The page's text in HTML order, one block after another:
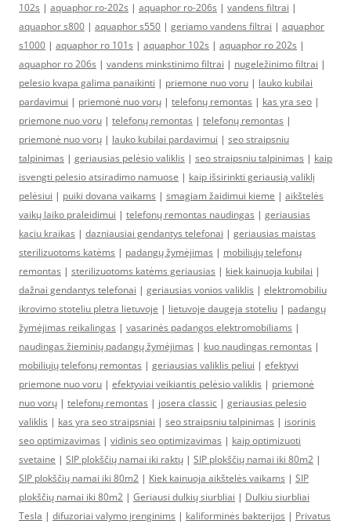
102s | aquaphor ro-202s | aquaphor ro-206s | vandens filtrai |
aquaphor s800 | aquaphor s550 | geriamo vandens filtrai | aquaphor
s1000 | aquaphor ro 101s | aquaphor 102s | aquaphor ro 202s |
aquaphor ro 206s | vandens minkstinimo filtrai | nugeležinimo filtrai |
pelesio kvapa galima panaikinti | priemone nuo voru | lauko kubilai
pardavimui | priemonė nuo vorų | telefonų remontas | kas yra seo |
priemone nuo voru | telefonų remontas | telefonų remontas |
priemonė nuo vorų | lauko kubilai pardavimui | seo straipsniu
talpinimas | geriausias pelėsio valiklis | seo straipsniu talpinimas | kaip
isvengti pelesio atsiradimo namuose | kaip išsirinkti geriausią valiklį
pelėsiui | puiki dovana vaikams | smagiam žaidimui kieme | aikštelės
vaikų laiko praleidimui | telefonų remontas naudingas | geriausias
kaciu kraikas | dazniausiai gendantys telefonai | geriausias maistas
sterilizuotoms katėms | padangų žymėjimas | mobiliųjų telefonų
remontas | sterilizuotoms katėms geriausias | kiek kainuoja kubilai |
dažnai gendantys telefonai | geriausias vonios valiklis | elektromobiliu
ikrovimo stoteliu pletra lietuvoje | lietuvoje daugeja stoteliu | padangų
žymėjimas reikalingas | vasarinės padangos elektromobiliams |
naudingas žieminių padangų žymėjimas | kuo naudingas remontas |
mobiliųjų telefonų remontas | geriausias valiklis peliui | efektyvi
priemone nuo voru | efektyviai veikiantis pelėsio valiklis | priemonė
nuo vorų | telefonų remontas | josera classic | geriausias pelesio
valiklis | kas yra seo straipsniai | seo straipsniu talpinimas | isorinis
seo optimizavimas | vidinis seo optimizavimas | kaip optimizuoti
svetaine | SIP plokščių namai iki raktų | SIP plokščių namai iki 80m2 |
SIP plokščių namai iki 80m2 | Kiek kainuoja aikštelės vaikams | SIP
plokščių namai iki 80m2 | Geriausi dulkių siurbliai | Dulkiu siurbliai
Tesla | difuzoriai valymo įrenginims | kaliforminės bakterijos | Privatus